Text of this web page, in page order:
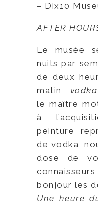
– Dix10
AFTER
Le musée
nuits par
de deux
matin,
le maître
à
peinture
de vodka,
dose de
bonjour les
Une heure